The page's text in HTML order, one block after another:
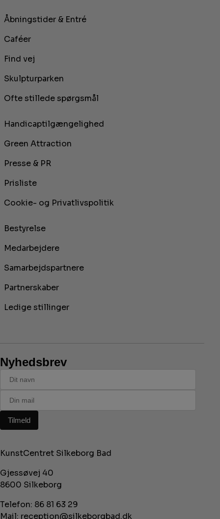
Åbningstider & Entré
Caféer
Find vej
Skulpturparken
Ofte stillede spørgsmål
Handicaptilgængelighed
Green Attraction
Presse & PR
Prisliste
Cookie- og Privatlivspolitik
Bestyrelse
Medarbejdere
Samarbejdspartnere
Partnerskaber
Ledige stillinger
Nyhedsbrev
KunstCentret Silkeborg Bad
Gjessøvej 40
8600 Silkeborg
Telefon: 86 81 63 29
Mail: reception@silkeborgbad.dk